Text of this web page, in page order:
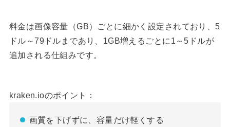
料金は画像容量（GB）ごとに細かく設定されており、5
ドル～79ドルまであり、1GB増えるごとに1～5ドルが
追加される仕組みです。
kraken.ioのポイント：
画質を下げずに、容量だけ軽くする